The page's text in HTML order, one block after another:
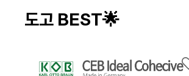
도고 BEST🌟